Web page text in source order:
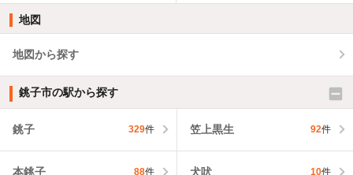
地図
地図から探す
銚子市の駅から探す
銚子 329件 笠上黒生 92件
本銚子 88件 犬吠 10件